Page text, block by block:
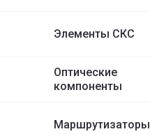
Элементы СКС
Оптические
компоненты
Маршрутизаторы